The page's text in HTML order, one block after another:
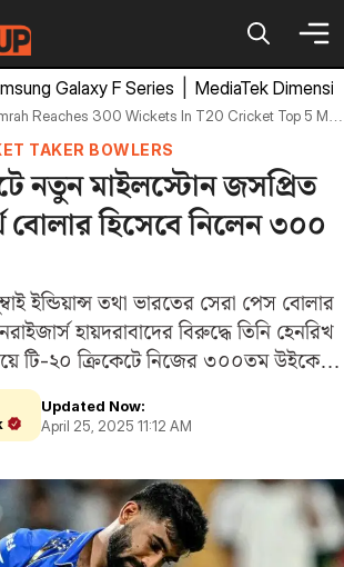
Galaxy F Series MediaTek
Reaches 300 Wickets In T20 Cricket Top 5 Most Wicket Taker Bowlers
TAKER BOWLERS
নতুন মাইলস্টোন জসপ্রিত
বোলার হিসেবে নিলেন ৩০০
ইন্ডিয়ান্স তথা ভারতের সেরা পেস বোলার
হায়দরাবাদের বিরুদ্ধে তিনি হেনরিখ
টি-২০ ক্রিকেটে নিজের ৩০০তম উইকেট
মধ্যে চতুর্থ বোলার হিসেবে এই
ভারতীয় বোলারদের মধ্যে…
Updated Now:
April 25, 2025 11:12 AM